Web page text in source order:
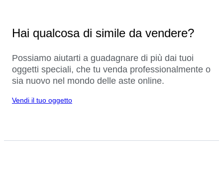
Hai qualcosa di simile da vendere?
Possiamo aiutarti a guadagnare di più dai tuoi
oggetti speciali, che tu venda professionalmente o
sia nuovo nel mondo delle aste online.
Vendi il tuo oggetto